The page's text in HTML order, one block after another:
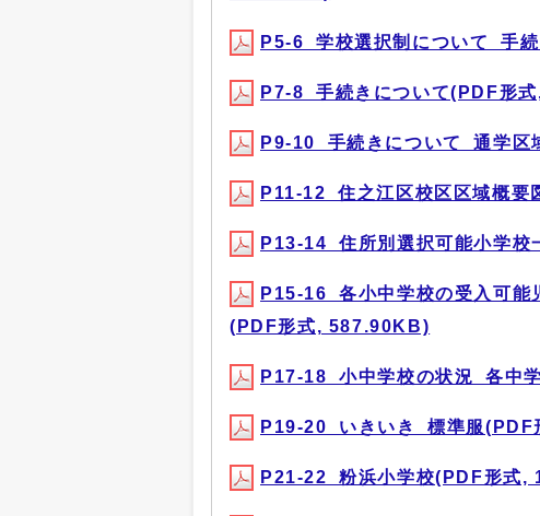
P5-6_学校選択制について_手
P7-8_手続きについて(PDF形
P9-10_手続きについて_通学
P11-12_住之江区校区区域概
P13-14_住所別選択可能小学
P15-16_各小中学校の受入可能
(PDF形式, 587.90KB)
P17-18_小中学校の状況_各中
P19-20_いきいき_標準服
P21-22_粉浜小学校(PDF形式,